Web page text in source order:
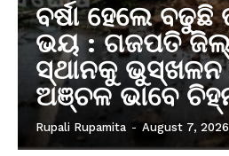
ବର୍ଷା ହେଲେ
ଭୟ : ଗଜପତି
ସ୍ଥାନକୁ ଭୁସ୍ଖଳନ
ଅଞ୍ଚଳ ଭାବେ
Rupali Rupamita - August 7, 2026